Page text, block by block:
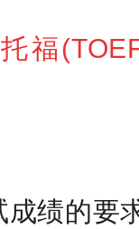
托福
成绩的要